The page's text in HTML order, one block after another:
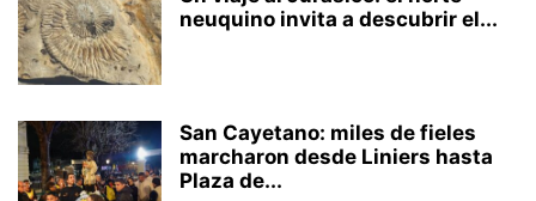
neuquino invita a descubrir el...
San Cayetano: miles de fieles
marcharon desde Liniers hasta
Plaza de...